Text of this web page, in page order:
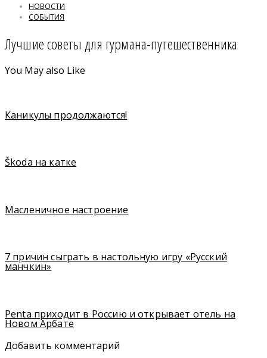
НОВОСТИ
СОБЫТИЯ
Лучшие советы для гурмана-путешественника
You May also Like
Каникулы продолжаются!
Škoda на катке
Масленичное настроение
7 причин сыграть в настольную игру «Русский
манчкин»
Penta приходит в Россию и открывает отель на
Новом Арбате
Добавить комментарий